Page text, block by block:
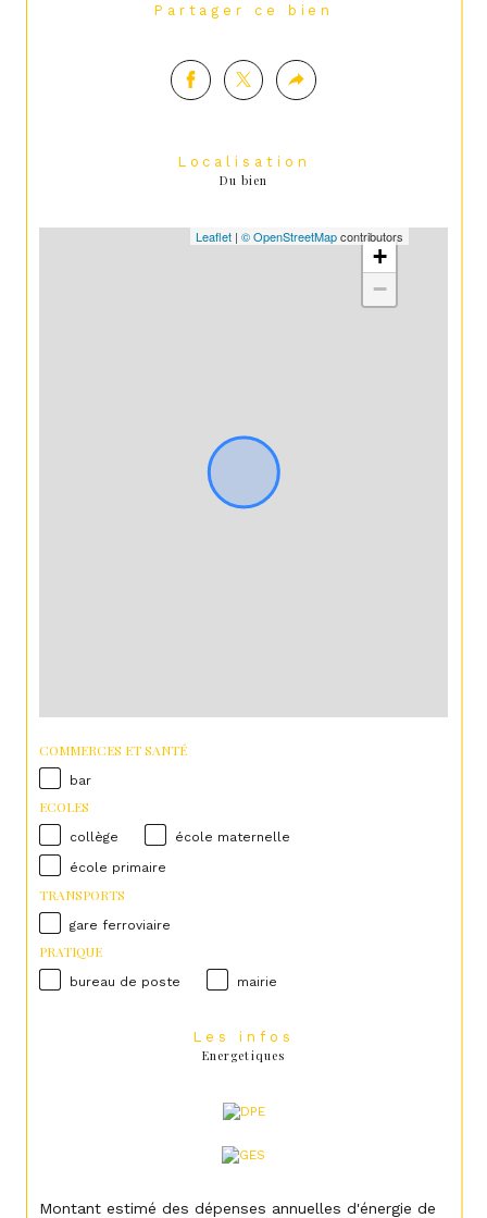
Partager ce bien
Localisation
Du bien
+
−
Leaflet | © OpenStreetMapcontributors
COMMERCES ET SANTÉ
bar
ECOLES
collège école maternelle
école primaire
TRANSPORTS
gare ferroviaire
PRATIQUE
bureau de poste mairie
Les infos
Energetiques
Montant estimé des dépenses annuelles d'énergie de